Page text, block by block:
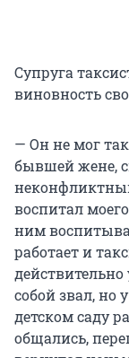
Супруга
виновность
— Он не мог
бывшей жене,
воспитал
ним
работает и
собой звал, но
детском саду
общались,